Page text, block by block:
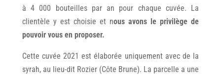
à 4 000 bouteilles par an pour chaque cuvée. La
clientèle y est choisie et nous avons le privilège de
pouvoir vous en proposer.
Cette cuvée 2021 est élaborée uniquement avec de la
syrah, au lieu-dit Rozier (Côte Brune). La parcelle a une